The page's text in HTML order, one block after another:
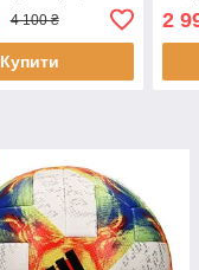
4 100 ₴
Купити
2